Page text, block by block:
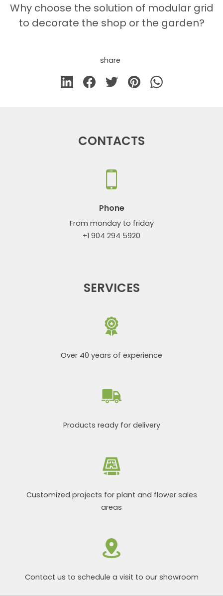
Why choose the solution of modular grid
to decorate the shop or the garden?
share
CONTACTS
Phone
From monday to friday
+1 904 294 5920
SERVICES
Over 40 years of experience
Products ready for delivery
Customized projects for plant and flower sales
areas
Contact us to schedule a visit to our showroom